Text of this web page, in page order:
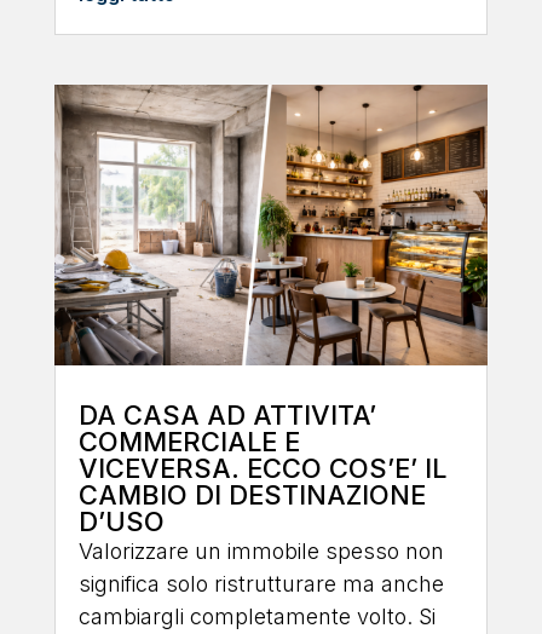
DA CASA AD ATTIVITA’
COMMERCIALE E
VICEVERSA. ECCO COS’E’ IL
CAMBIO DI DESTINAZIONE
D’USO
Valorizzare un immobile spesso non
significa solo ristrutturare ma anche
cambiargli completamente volto. Si